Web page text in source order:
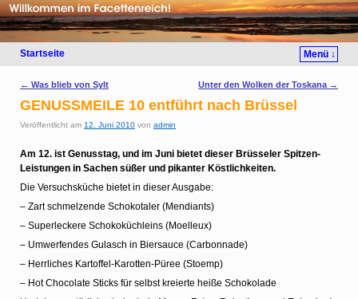
Startseite Menü ↓
Artikelnavigation
← Was blieb von Sylt Unter den Wolken der Toskana →
GENUSSMEILE 10 entführt nach Brüssel
Veröffentlicht am 12. Juni 2010 von admin
Am 12. ist Genusstag, und im Juni bietet dieser Brüsseler Spitzen-
Leistungen in Sachen süßer und pikanter Köstlichkeiten.
Die Versuchsküche bietet in dieser Ausgabe:
– Zart schmelzende Schokotaler (Mendiants)
– Superleckere Schokoküchleins (Moelleux)
– Umwerfendes Gulasch in Biersauce (Carbonnade)
– Herrliches Kartoffel-Karotten-Püree (Stoemp)
– Hot Chocolate Sticks für selbst kreierte heiße Schokolade